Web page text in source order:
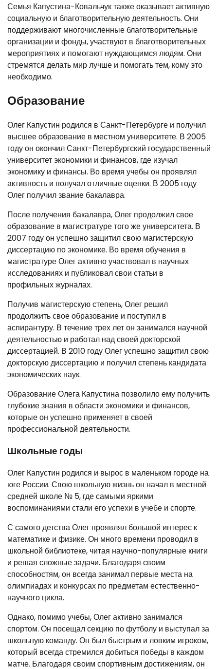
Семья Капустина-Ковальчук также оказывает активную
социальную и благотворительную деятельность. Они
поддерживают многочисленные благотворительные
организации и фонды, участвуют в благотворительных
мероприятиях и помогают нуждающимся людям. Они
стремятся делать мир лучше и помогать тем, кому это
необходимо.
Образование
Олег Капустин родился в Санкт-Петербурге и получил
высшее образование в местном университете. В 2005
году он окончил Санкт-Петербургский государственный
университет экономики и финансов, где изучал
экономику и финансы. Во время учебы он проявлял
активность и получал отличные оценки. В 2005 году
Олег получил звание бакалавра.
После получения бакалавра, Олег продолжил свое
образование в магистратуре того же университета. В
2007 году он успешно защитил свою магистерскую
диссертацию по экономике. Во время обучения в
магистратуре Олег активно участвовал в научных
исследованиях и публиковал свои статьи в
профильных журналах.
Получив магистерскую степень, Олег решил
продолжить свое образование и поступил в
аспирантуру. В течение трех лет он занимался научной
деятельностью и работал над своей докторской
диссертацией. В 2010 году Олег успешно защитил свою
докторскую диссертацию и получил степень кандидата
экономических наук.
Образование Олега Капустина позволило ему получить
глубокие знания в области экономики и финансов,
которые он успешно применяет в своей
профессиональной деятельности.
Школьные годы
Олег Капустин родился и вырос в маленьком городе на
юге России. Свою школьную жизнь он начал в местной
средней школе № 5, где самыми яркими
воспоминаниями стали его успехи в учебе и спорте.
С самого детства Олег проявлял большой интерес к
математике и физике. Он много времени проводил в
школьной библиотеке, читая научно-популярные книги
и решая сложные задачи. Благодаря своим
способностям, он всегда занимал первые места на
олимпиадах и конкурсах по предметам естественно-
научного цикла.
Однако, помимо учебы, Олег активно занимался
спортом. Он посещал секцию по футболу и выступал за
школьную команду. Он был быстрым и ловким игроком,
который всегда стремился добиться победы в каждом
матче. Благодаря своим спортивным достижениям, он